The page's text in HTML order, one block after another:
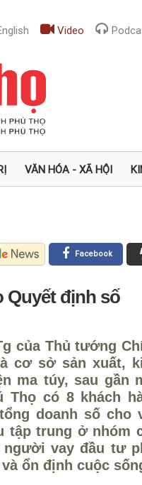
Video
VĂN HÓA - XÃ HỘI
Facebook
Quyết định số
của Thủ tướng
cơ sở sản xuất,
ma túy, sau gần
Thọ có 8 khách
doanh số cho
tập trung ở nhóm
vay đầu tư
ổn định cuộc